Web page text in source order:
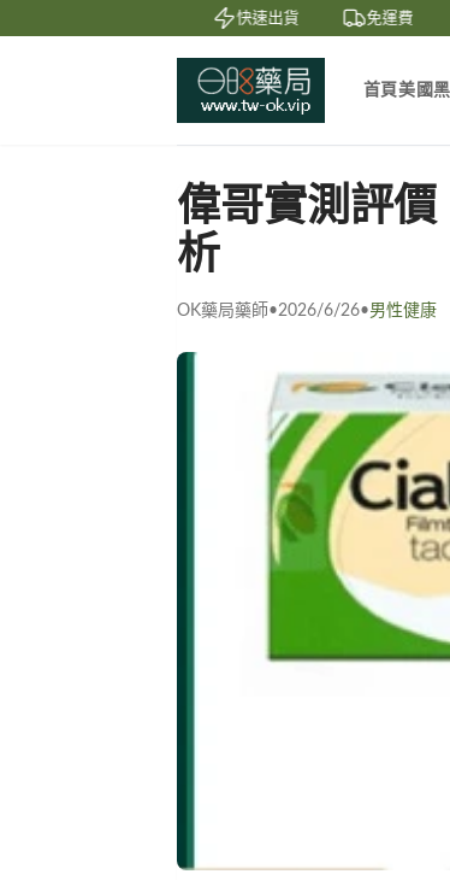
快速出貨 免運費
首頁美國
偉哥實測評
析
OK藥局藥師•2026/6/26•男性健康